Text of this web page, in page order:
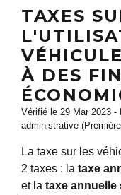
TAXES
À DES
Vérifié le 29 Mar 2023 -
administrative
La taxe sur les
2 taxes : la taxe
et la taxe